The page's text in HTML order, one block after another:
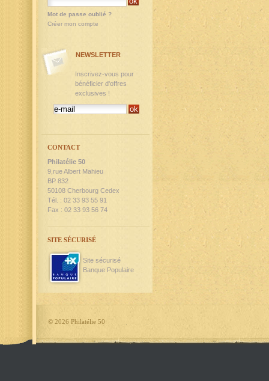
Mot de passe oublié ?
Créer mon compte
NEWSLETTER
Inscrivez-vous pour
bénéficier d'offres
exclusives !
CONTACT
Philatélie 50
9,rue Albert Mahieu
BP 832
50108 Cherbourg Cedex
Tél. : 02 33 93 55 91
Fax : 02 33 93 56 74
SITE SÉCURISÉ
Site sécurisé
Banque Populaire
© 2026 Philatélie 50